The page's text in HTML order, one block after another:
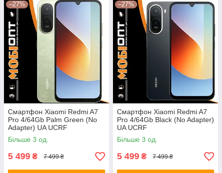
–27%
Смартфон Xiaomi Redmi A7
Pro 4/64Gb Palm Green (No
Adapter) UA UCRF
Більше 3 од.
5 499 ₴ 7 499 ₴
–27%
Смартфон Xiaomi Redmi A7
Pro 4/64Gb Black (No Adapter)
UA UCRF
Більше 3 од.
5 499 ₴ 7 499 ₴